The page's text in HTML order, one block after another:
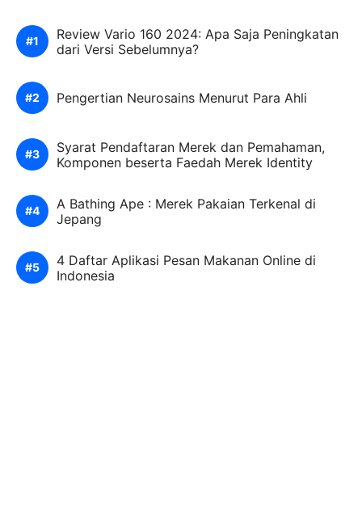
Review Vario 160 2024: Apa Saja Peningkatan
dari Versi Sebelumnya?
Pengertian Neurosains Menurut Para Ahli
Syarat Pendaftaran Merek dan Pemahaman,
Komponen beserta Faedah Merek Identity
A Bathing Ape : Merek Pakaian Terkenal di
Jepang
4 Daftar Aplikasi Pesan Makanan Online di
Indonesia